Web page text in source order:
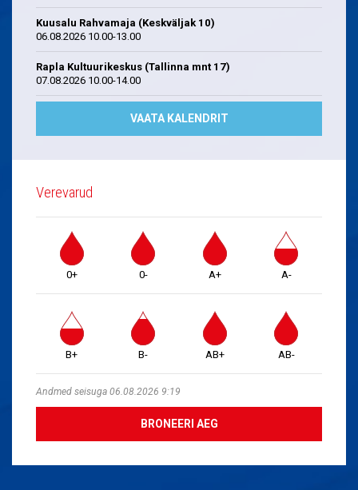
Kuusalu Rahvamaja (Keskväljak 10)
06.08.2026 10.00-13.00
Rapla Kultuurikeskus (Tallinna mnt 17)
07.08.2026 10.00-14.00
VAATA KALENDRIT
Verevarud
0+ 0- A+ A-
B+ B- AB+ AB-
Andmed seisuga 06.08.2026 9:19
BRONEERI AEG